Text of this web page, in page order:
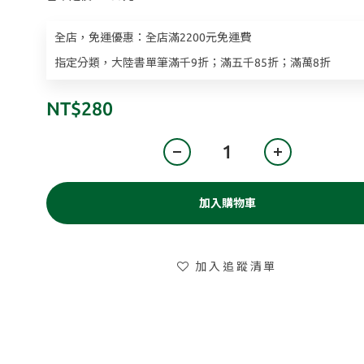
全店，免運優惠：全店滿2200元免運費
指定分類，大陸書單筆滿千9折；滿五千85折；滿萬8折
NT$280
加入購物車
加入追蹤清單